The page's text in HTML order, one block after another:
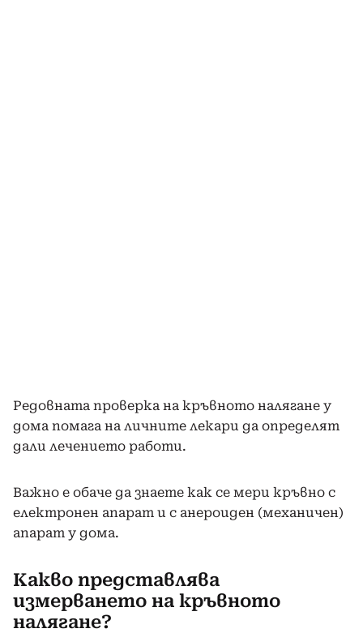
Редовната проверка на кръвното налягане у
дома помага на личните лекари да определят
дали лечението работи.
Важно е обаче да знаете как се мери кръвно с
електронен апарат и с анероиден (механичен)
апарат у дома.
Какво представлява
измерването на кръвното
налягане?